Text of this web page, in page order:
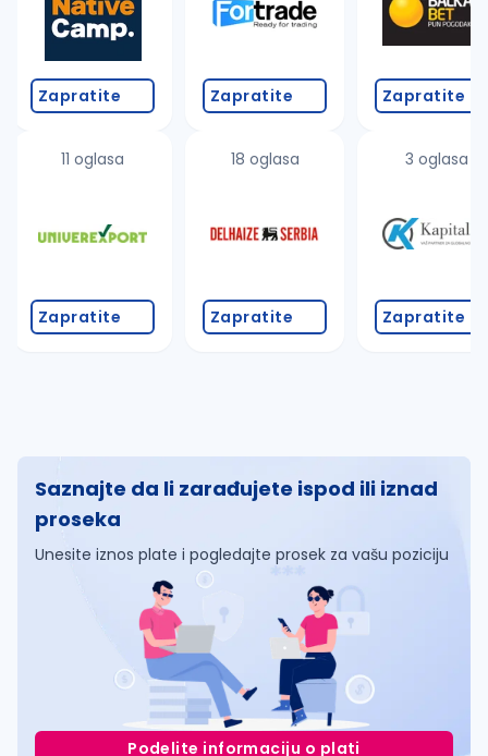
proverite pravopisne greške (koristite č, ć, š, đ,
povećajte radijus za odabrani grad
promenite odabrane filtere pretrage
Zapratite
11 oglasa
Zapratite
Zapratite
18 oglasa
Zapratite
Zapratite
3 oglasa
Zapratite
Saznajte da li zarađujete ispod ili iznad
proseka
Unesite iznos plate i pogledajte prosek za vašu poziciju
Podelite informaciju o plati